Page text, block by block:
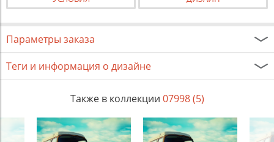
Параметры заказа
Теги и информация о дизайне
Также в коллекции 07998 (5)